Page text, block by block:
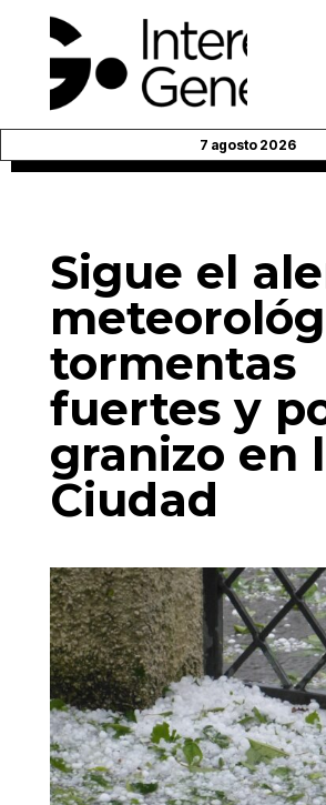
7 agosto 2026
Sigue el
tormentas
fuertes y
granizo en
Ciudad